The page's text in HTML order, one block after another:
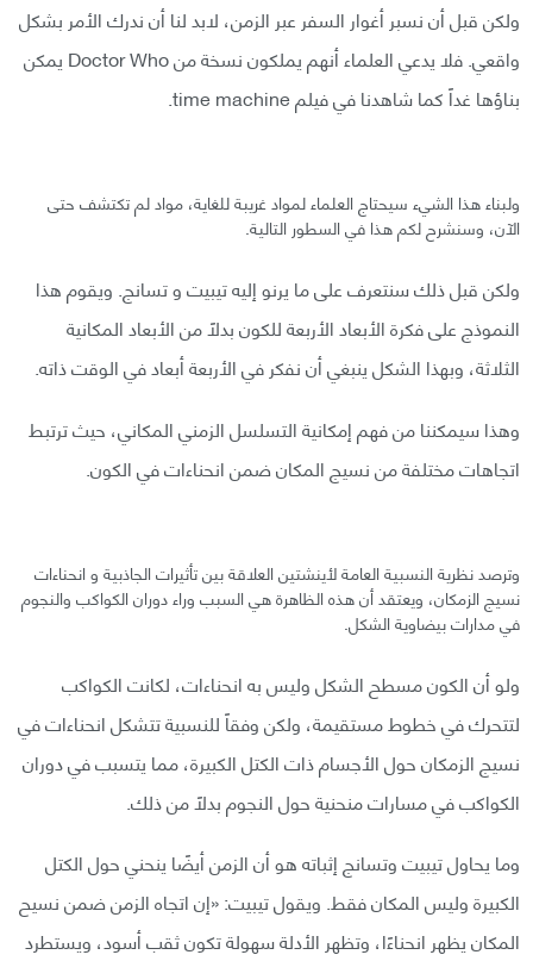
ولكن قبل أن نسبر أغوار السفر عبر الزمن، لابد لنا أن ندرك الأمر بشكل
واقعي. فلا يدعي العلماء أنهم يملكون نسخة من Doctor Who يمكن
بناؤها غداً كما شاهدنا في فيلم time machine.
ولبناء هذا الشيء سيحتاج العلماء لمواد غريبة للغاية، مواد لم تكتشف حتى
الآن، وسنشرح لكم هذا في السطور التالية.
ولكن قبل ذلك سنتعرف على ما يرنو إليه تيبيت و تسانج. ويقوم هذا
النموذج على فكرة الأبعاد الأربعة للكون بدلاً من الأبعاد المكانية
الثلاثة، وبهذا الشكل ينبغي أن نفكر في الأربعة أبعاد في الوقت ذاته.
وهذا سيمكننا من فهم إمكانية التسلسل الزمني المكاني، حيث ترتبط
اتجاهات مختلفة من نسيج المكان ضمن انحناءات في الكون.
وترصد نظرية النسبية العامة لأينشتين العلاقة بين تأثيرات الجاذبية و انحناءات
نسيج الزمكان، ويعتقد أن هذه الظاهرة هي السبب وراء دوران الكواكب والنجوم
في مدارات بيضاوية الشكل.
ولو أن الكون مسطح الشكل وليس به انحناءات، لكانت الكواكب
لتتحرك في خطوط مستقيمة، ولكن وفقاً للنسبية تتشكل انحناءات في
نسيج الزمكان حول الأجسام ذات الكتل الكبيرة، مما يتسبب في دوران
الكواكب في مسارات منحنية حول النجوم بدلاً من ذلك.
وما يحاول تيبيت وتسانج إثباته هو أن الزمن أيضًا ينحني حول الكتل
الكبيرة وليس المكان فقط. ويقول تيبيت: «إن اتجاه الزمن ضمن نسيح
المكان يظهر انحناءًا، وتظهر الأدلة سهولة تكون ثقب أسود، ويستطرد